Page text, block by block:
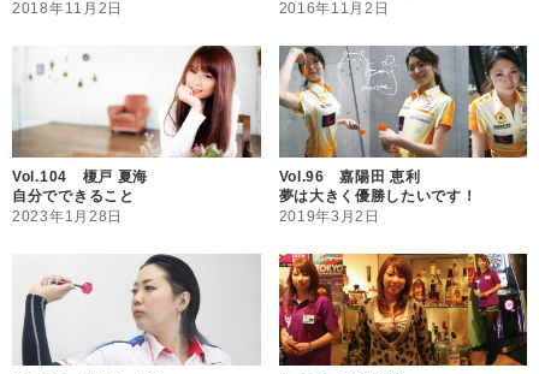
2018年11月2日
2016年11月2日
Vol.104 榎戸 夏海
自分でできること
2023年1月28日
Vol.96 嘉陽田 恵利
夢は大きく優勝したいです！
2019年3月2日